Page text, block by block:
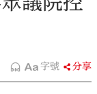
字號 分享